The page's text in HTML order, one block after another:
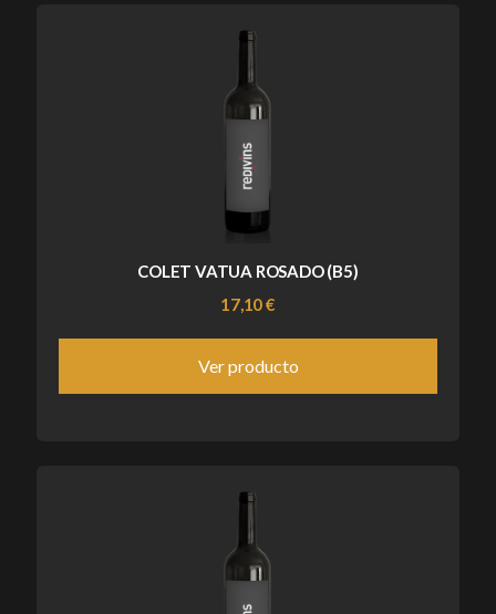
COLET VATUA ROSADO (B5)
17,10 €
Ver producto